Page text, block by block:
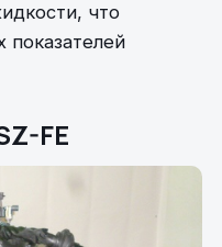
что
показателей
FE